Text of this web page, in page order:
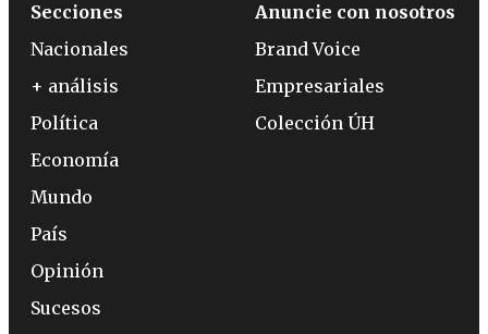
Secciones
Nacionales
+ análisis
Política
Economía
Mundo
País
Opinión
Sucesos
Anuncie con nosotros
Brand Voice
Empresariales
Colección ÚH